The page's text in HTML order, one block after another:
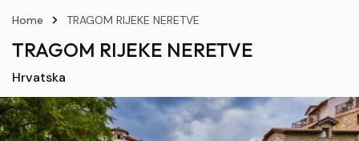
Home TRAGOM RIJEKE NERETVE
TRAGOM RIJEKE NERETVE
Hrvatska